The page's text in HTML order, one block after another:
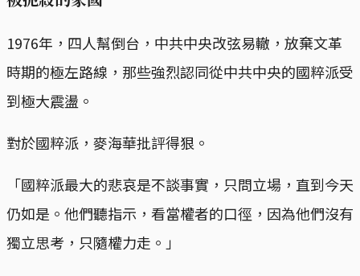
1976年，四人幫倒台，中共中央改弦易轍，放棄文革
時期的極左路線，那些強烈認同從中共中央的國粹派受
到極大震盪。
對於國粹派，麥海華批評得狠。
「國粹派最大的悲哀是不談事實，只問立場，直到今天
仍如是。他們聽指示，看當權者的口徑，因為他們沒有
獨立思考，只隨權力走。」